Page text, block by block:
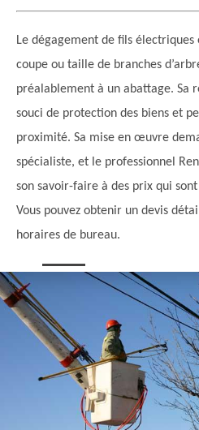
Le dégagement de fils
coupe ou taille de branches
préalablement à un abattage. Sa
souci de protection des biens et
proximité. Sa mise en œuvre
spécialiste, et le professionnel
son savoir-faire à des prix qui
Vous pouvez obtenir un devis
horaires de bureau.